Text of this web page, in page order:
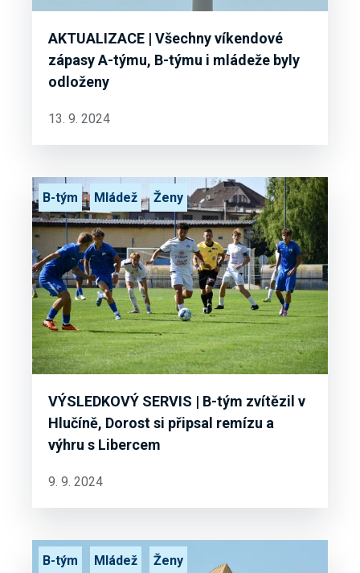
AKTUALIZACE | Všechny víkendové
zápasy A-týmu, B-týmu i mládeže byly
odloženy
13. 9. 2024
VÝSLEDKOVÝ SERVIS | B-tým zvítězil v
Hlučíně, Dorost si připsal remízu a
výhru s Libercem
B-tým Mládež Ženy
9. 9. 2024
B-tým Mládež Ženy